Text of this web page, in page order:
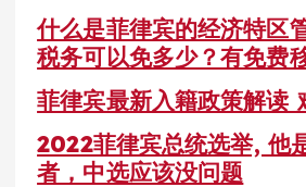
什么是菲律宾的经济特区
税务可以免多少？有免费
菲律宾最新入籍政策解读
2022菲律宾总统选举, 他
者，中选应该没问题